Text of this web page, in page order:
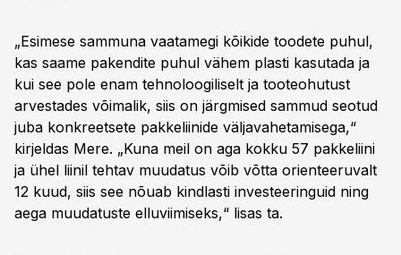
„Esimese sammuna vaatamegi kõikide toodete puhul,
kas saame pakendite puhul vähem plasti kasutada ja
kui see pole enam tehnoloogiliselt ja tooteohutust
arvestades võimalik, siis on järgmised sammud seotud
juba konkreetsete pakkeliinide väljavahetamisega,“
kirjeldas Mere. „Kuna meil on aga kokku 57 pakkeliini
ja ühel liinil tehtav muudatus võib võtta orienteeruvalt
12 kuud, siis see nõuab kindlasti investeeringuid ning
aega muudatuste elluviimiseks,“ lisas ta.